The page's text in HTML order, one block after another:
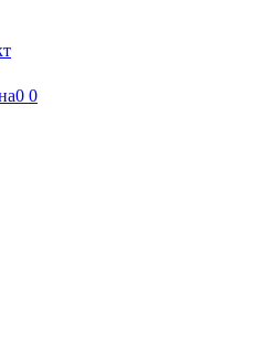
0 0